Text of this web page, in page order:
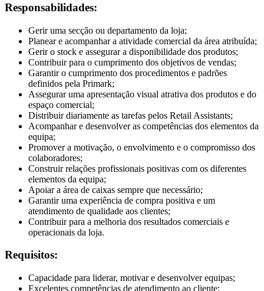
Responsabilidades:
Gerir uma secção ou departamento da loja;
Planear e acompanhar a atividade comercial da área atribuída;
Gerir o stock e assegurar a disponibilidade dos produtos;
Contribuir para o cumprimento dos objetivos de vendas;
Garantir o cumprimento dos procedimentos e padrões
definidos pela Primark;
Assegurar uma apresentação visual atrativa dos produtos e do
espaço comercial;
Distribuir diariamente as tarefas pelos Retail Assistants;
Acompanhar e desenvolver as competências dos elementos da
equipa;
Promover a motivação, o envolvimento e o compromisso dos
colaboradores;
Construir relações profissionais positivas com os diferentes
elementos da equipa;
Apoiar a área de caixas sempre que necessário;
Garantir uma experiência de compra positiva e um
atendimento de qualidade aos clientes;
Contribuir para a melhoria dos resultados comerciais e
operacionais da loja.
Requisitos:
Capacidade para liderar, motivar e desenvolver equipas;
Excelentes competências de atendimento ao cliente;